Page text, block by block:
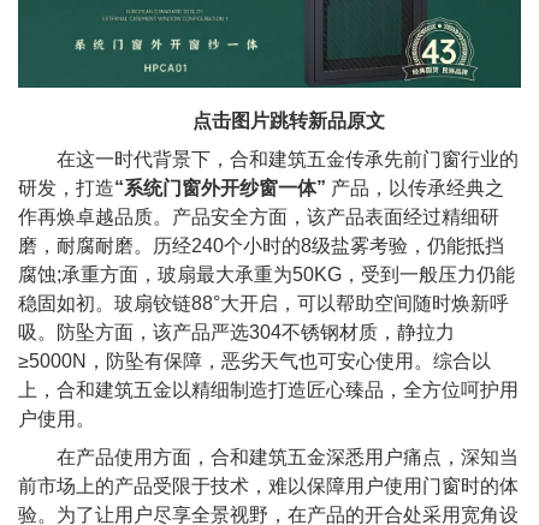
点击图片跳转新品原文
在这一时代背景下，合和建筑五金传承先前门窗行业的
研发，打造“系统门窗外开纱窗一体” 产品，以传承经典之
作再焕卓越品质。产品安全方面，该产品表面经过精细研
磨，耐腐耐磨。历经240个小时的8级盐雾考验，仍能抵挡
腐蚀;承重方面，玻扇最大承重为50KG，受到一般压力仍能
稳固如初。玻扇铰链88°大开启，可以帮助空间随时焕新呼
吸。防坠方面，该产品严选304不锈钢材质，静拉力
≥5000N，防坠有保障，恶劣天气也可安心使用。综合以
上，合和建筑五金以精细制造打造匠心臻品，全方位呵护用
户使用。
在产品使用方面，合和建筑五金深悉用户痛点，深知当
前市场上的产品受限于技术，难以保障用户使用门窗时的体
验。为了让用户尽享全景视野，在产品的开合处采用宽角设